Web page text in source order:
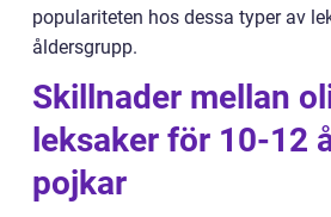
populariteten hos dessa typer av
åldersgrupp.
Skillnader mellan
leksaker för 10-12
pojkar